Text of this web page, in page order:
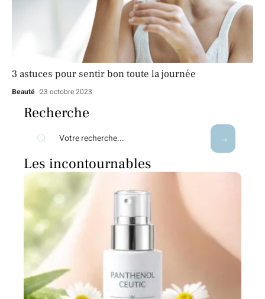
3 astuces pour sentir bon toute la journée
Beauté 23 octobre 2023
Recherche
Les incontournables